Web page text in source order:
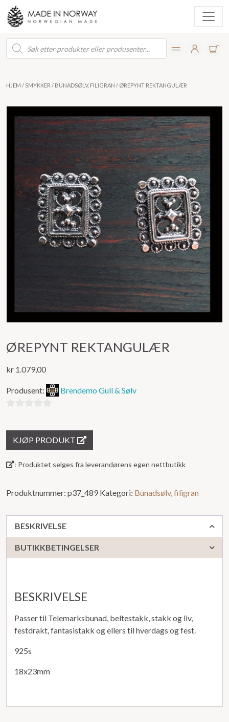
Products
search
HJEM / SMYKKER / BUNADSØLV, FILIGRAN / ØREPYNT REKTANGULÆR
ØREPYNT REKTANGULÆR
kr 1.079,00
Produsent: Brendemo Gull & Sølv
KJØP PRODUKT
: Produktet selges fra leverandørens egen nettbutikk
Produktnummer: p37_489 Kategori: Bunadsølv, filigran
BESKRIVELSE
BUTIKKBETINGELSER
BESKRIVELSE
Passer til Telemarksbunad, beltestakk, stakk og liv,
festdrakt, fantasistakk og ellers til hverdags og fest.
925s
18x23mm